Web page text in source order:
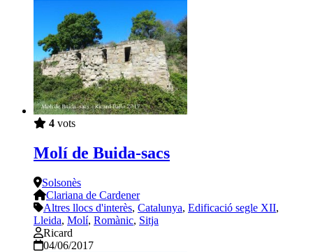
4 vots
Molí de Buida-sacs
Solsonès
Clariana de Cardener
Altres llocs d'interès, Catalunya, Edificació segle XII,
Lleida, Molí, Romànic, Sitja
Ricard
04/06/2017